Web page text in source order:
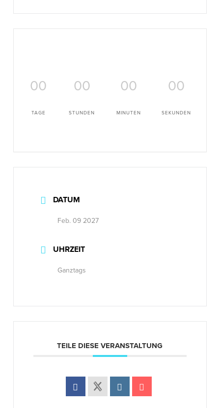
00
TAGE
00
STUNDEN
00
MINUTEN
00
SEKUNDEN
DATUM
Feb. 09 2027
UHRZEIT
Ganztags
TEILE DIESE VERANSTALTUNG